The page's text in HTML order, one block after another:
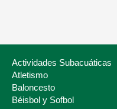
Actividades Subacuáticas
Atletismo
Baloncesto
Béisbol y Sofbol